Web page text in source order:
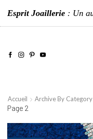
Esprit Joaillerie : Un
Accueil Archive By
Page 2